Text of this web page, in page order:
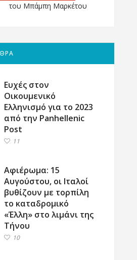
του Μπάμπη Μαρκέτου
Ευχές στον
Οικουμενικό
Ελληνισμό για το 2023
από την Panhellenic
Post
11
Αφιέρωμα: 15
Αυγούστου, οι Ιταλοί
βυθίζουν με τορπίλη
το καταδρομικό
«Έλλη» στο λιμάνι της
Τήνου
10